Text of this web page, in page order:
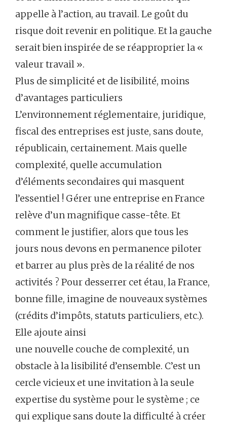
appelle à l’action, au travail. Le goût du
risque doit revenir en politique. Et la gauche
serait bien inspirée de se réapproprier la «
valeur travail ».
Plus de simplicité et de lisibilité, moins
d’avantages particuliers
L’environnement réglementaire, juridique,
fiscal des entreprises est juste, sans doute,
républicain, certainement. Mais quelle
complexité, quelle accumulation
d’éléments secondaires qui masquent
l’essentiel ! Gérer une entreprise en France
relève d’un magnifique casse-tête. Et
comment le justifier, alors que tous les
jours nous devons en permanence piloter
et barrer au plus près de la réalité de nos
activités ? Pour desserrer cet étau, la France,
bonne fille, imagine de nouveaux systèmes
(crédits d’impôts, statuts particuliers, etc.).
Elle ajoute ainsi
une nouvelle couche de complexité, un
obstacle à la lisibilité d’ensemble. C’est un
cercle vicieux et une invitation à la seule
expertise du système pour le système ; ce
qui explique sans doute la difficulté à créer